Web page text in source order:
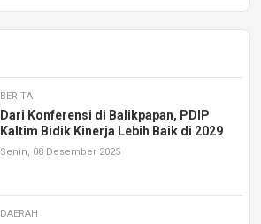
BERITA
Dari Konferensi di Balikpapan, PDIP
Kaltim Bidik Kinerja Lebih Baik di 2029
Senin, 08 Desember 2025
DAERAH